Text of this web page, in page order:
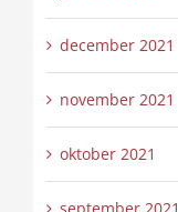
december 2021
november 2021
oktober 2021
september 2021